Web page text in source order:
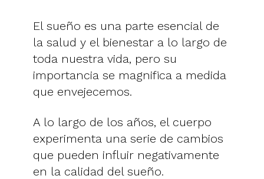
El sueño es una parte esencial de
la salud y el bienestar a lo largo de
toda nuestra vida, pero su
importancia se magnifica a medida
que envejecemos.
A lo largo de los años, el cuerpo
experimenta una serie de cambios
que pueden influir negativamente
en la calidad del sueño.